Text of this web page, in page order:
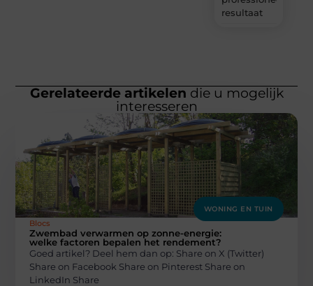
resultaat
Gerelateerde artikelen die u mogelijk
interesseren
WONING EN TUIN
Blocs
Zwembad verwarmen op zonne-energie:
welke factoren bepalen het rendement?
Goed artikel? Deel hem dan op: Share on X (Twitter)
Share on Facebook Share on Pinterest Share on
LinkedIn Share